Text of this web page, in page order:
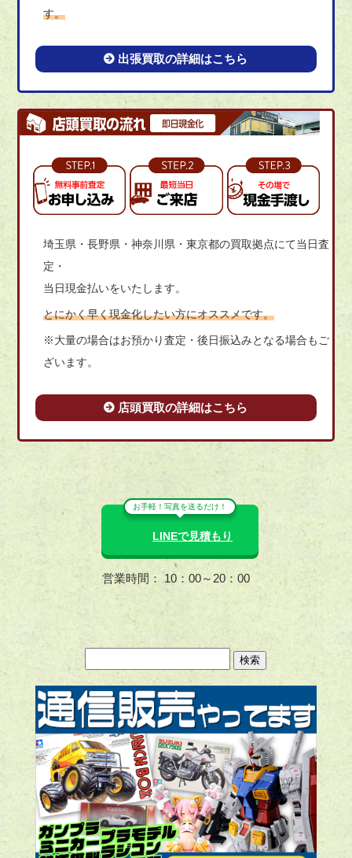
す。
出張買取の詳細はこちら
埼玉県・長野県・神奈川県・東京都の買取拠点にて当日査
定・
当日現金払いをいたします。
とにかく早く現金化したい方にオススメです。
※大量の場合はお預かり査定・後日振込みとなる場合もご
ざいます。
店頭買取の詳細はこちら
お手軽！写真を送るだけ！
LINEで見積もり
営業時間： 10：00～20：00